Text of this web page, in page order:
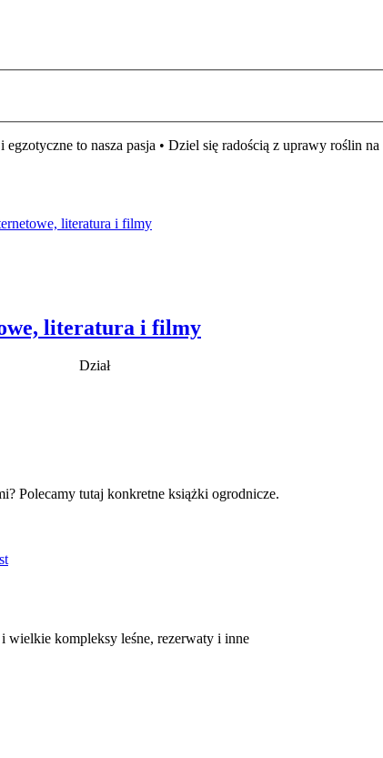
to nasza pasja • Dziel się radością z uprawy roślin
literatura i filmy
literatura i filmy
Dział
Polecamy tutaj konkretne książki ogrodnicze.
wielkie kompleksy leśne, rezerwaty i inne